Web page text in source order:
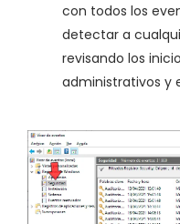
con todos los
detectar a
revisando los
administrativos y